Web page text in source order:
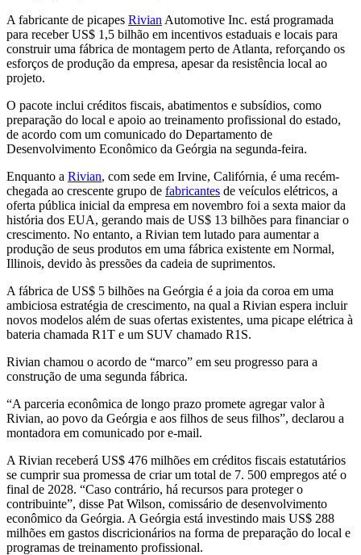
A fabricante de picapes Rivian Automotive Inc. está programada
para receber US$ 1,5 bilhão em incentivos estaduais e locais para
construir uma fábrica de montagem perto de Atlanta, reforçando os
esforços de produção da empresa, apesar da resistência local ao
projeto.
O pacote inclui créditos fiscais, abatimentos e subsídios, como
preparação do local e apoio ao treinamento profissional do estado,
de acordo com um comunicado do Departamento de
Desenvolvimento Econômico da Geórgia na segunda-feira.
Enquanto a Rivian, com sede em Irvine, Califórnia, é uma recém-
chegada ao crescente grupo de fabricantes de veículos elétricos, a
oferta pública inicial da empresa em novembro foi a sexta maior da
história dos EUA, gerando mais de US$ 13 bilhões para financiar o
crescimento. No entanto, a Rivian tem lutado para aumentar a
produção de seus produtos em uma fábrica existente em Normal,
Illinois, devido às pressões da cadeia de suprimentos.
A fábrica de US$ 5 bilhões na Geórgia é a joia da coroa em uma
ambiciosa estratégia de crescimento, na qual a Rivian espera incluir
novos modelos além de suas ofertas existentes, uma picape elétrica à
bateria chamada R1T e um SUV chamado R1S.
Rivian chamou o acordo de “marco” em seu progresso para a
construção de uma segunda fábrica.
“A parceria econômica de longo prazo promete agregar valor à
Rivian, ao povo da Geórgia e aos filhos de seus filhos”, declarou a
montadora em comunicado por e-mail.
A Rivian receberá US$ 476 milhões em créditos fiscais estatutários
se cumprir sua promessa de criar um total de 7. 500 empregos até o
final de 2028. “Caso contrário, há recursos para proteger o
contribuinte”, disse Pat Wilson, comissário de desenvolvimento
econômico da Geórgia. A Geórgia está investindo mais US$ 288
milhões em gastos discricionários na forma de preparação do local e
programas de treinamento profissional.